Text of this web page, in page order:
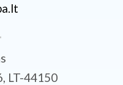
LT-44150